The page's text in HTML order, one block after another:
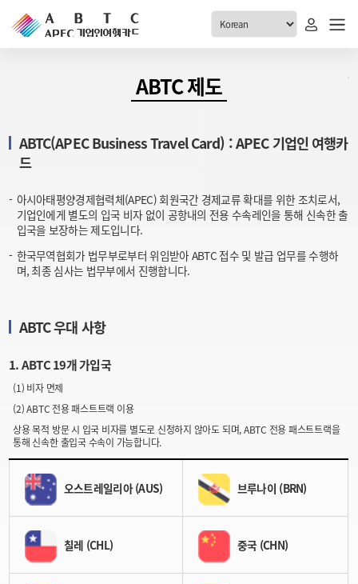
ABTC 전체메뉴
ABTC 제도 소개
발급 자격요건
신규발급 안내
취소/반납 안내
신청진행 현황
고객센터
ABTC 제도
ABTC(APEC Business Travel Card) : APEC 기업인 여행카
드
아시아태평양경제협력체(APEC) 회원국간 경제교류 확대를 위한 조치로서,
기업인에게 별도의 입국 비자 없이 공항내의 전용 수속레인을 통해 신속한 출
입국을 보장하는 제도입니다.
한국무역협회가 법무부로부터 위임받아 ABTC 접수 및 발급 업무를 수행하
며, 최종 심사는 법무부에서 진행합니다.
ABTC 우대 사항
1. ABTC 19개 가입국
(1) 비자 면제
(2) ABTC 전용 패스트트랙 이용
상용 목적 방문 시 입국 비자를 별도로 신청하지 않아도 되며, ABTC 전용 패스트트랙을
통해 신속한 출입국 수속이 가능합니다.
오스트레일리아 (AUS) 브루나이 (BRN)
칠레 (CHL) 중국 (CHN)